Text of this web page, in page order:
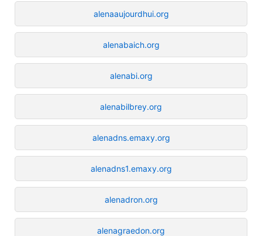
alenaaujourdhui.org
alenabaich.org
alenabi.org
alenabilbrey.org
alenadns.emaxy.org
alenadns1.emaxy.org
alenadron.org
alenagraedon.org